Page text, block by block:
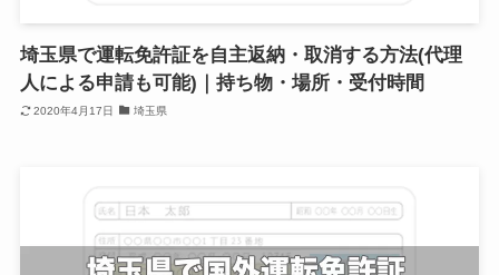
埼玉県で運転免許証を自主返納・取消する方法(代理
人による申請も可能)｜持ち物・場所・受付時間
2020年4月17日 埼玉県